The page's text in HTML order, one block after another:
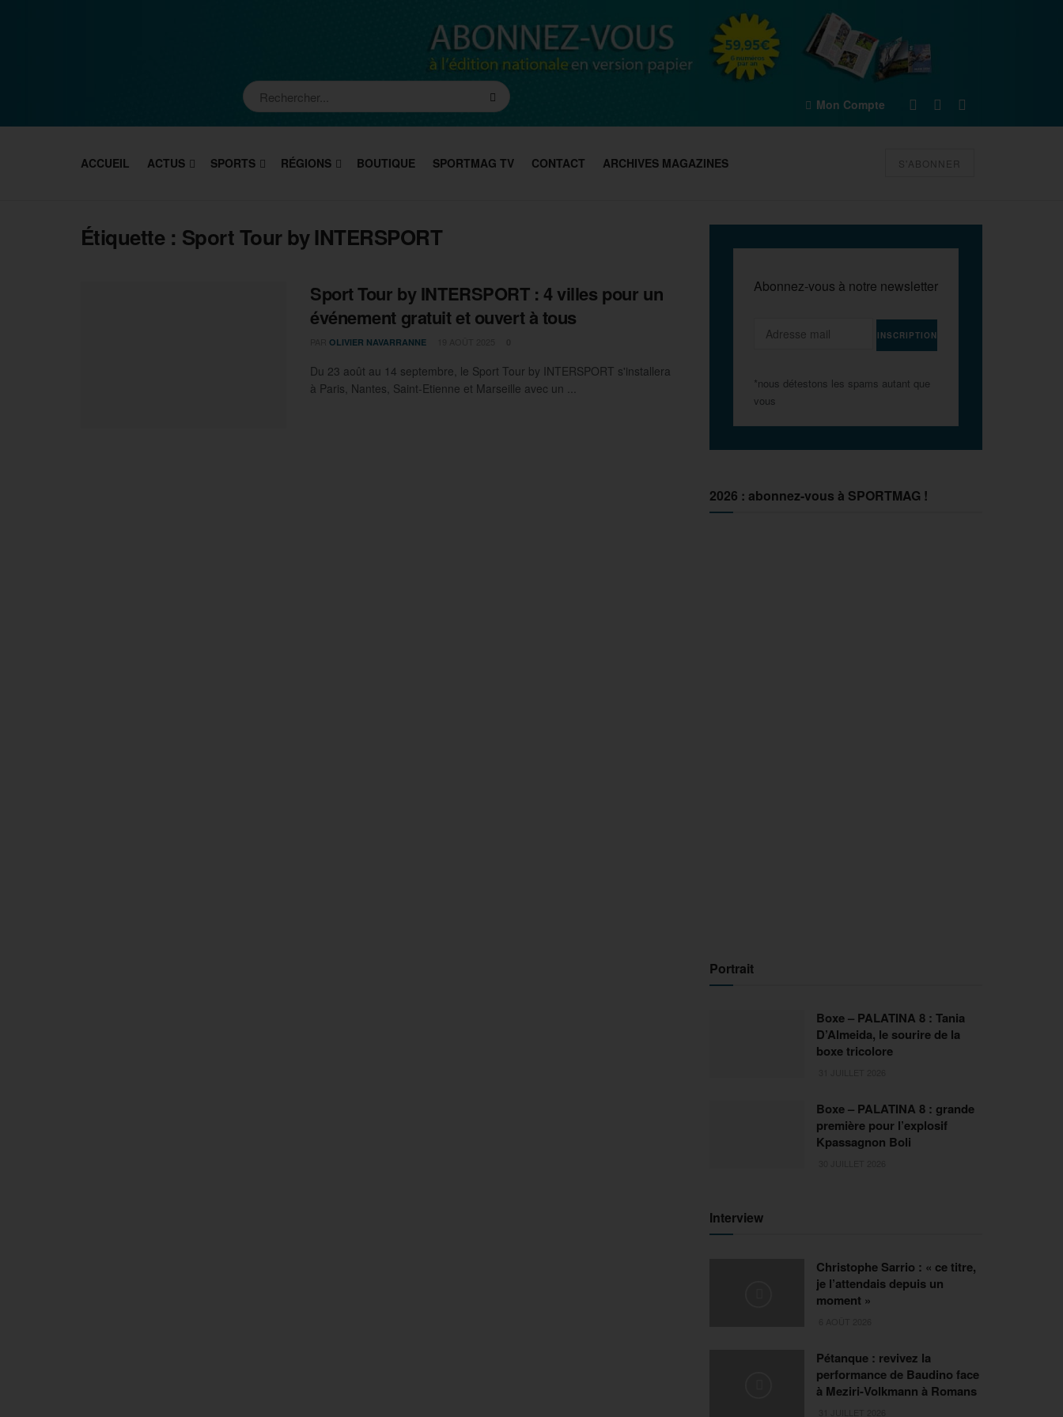
Mon Compte
ACCUEIL ACTUS SPORTS RÉGIONS BOUTIQUE SPORTMAG TV CONTACT ARCHIVES MAGAZINES S'ABONNER
Étiquette : Sport Tour by INTERSPORT
Sport Tour by INTERSPORT : 4 villes pour un
événement gratuit et ouvert à tous
OLIVIER NAVARRANNE
Du 23 août au 14 septembre, le Sport Tour by INTERSPORT s'installera
à Paris, Nantes, Saint-Etienne et Marseille avec un ...
Abonnez-vous à notre newsletter
*nous détestons les spams autant que
vous
2026 : abonnez-vous à SPORTMAG !
Portrait
Boxe – PALATINA 8 : Tania
D’Almeida, le sourire de la
boxe tricolore
Boxe – PALATINA 8 : grande
première pour l’explosif
Kpassagnon Boli
Interview
Christophe Sarrio : « ce titre,
je l’attendais depuis un
moment »
Pétanque : revivez la
performance de Baudino face
à Meziri-Volkmann à Romans